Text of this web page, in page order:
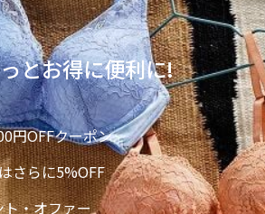
とお得に便利に!
OFFクーポン
さらに5%OFF
・オファー